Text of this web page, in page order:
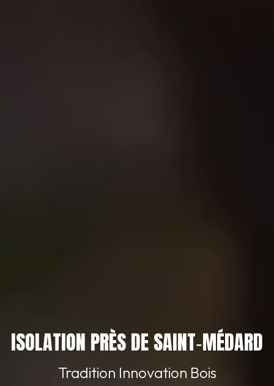
ISOLATION PRÈS DE SAINT‑MÉDARD
Tradition Innovation Bois